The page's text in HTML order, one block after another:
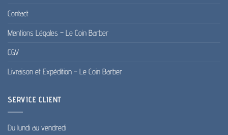
Contact
Mentions Légales – Le Coin Barber
CGV
Livraison et Expédition – Le Coin Barber
SERVICE CLIENT
Du lundi au vendredi